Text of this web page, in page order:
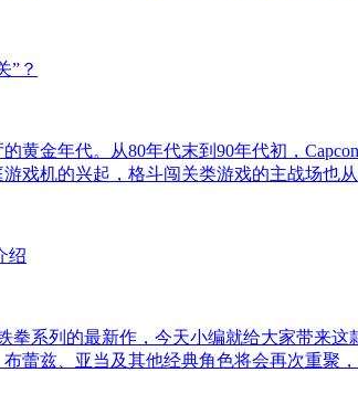
黄金年代。从80年代末到90年代初，
戏机的兴起，格斗闯关类游戏的主战场也
拳系列的最新作，今天小编就给大家带来
蕾兹、亚当及其他经典角色将会再次重聚